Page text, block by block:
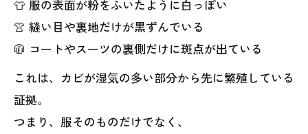
👕 服の表面が粉をふいたように白っぽい
👚 縫い目や裏地だけが黒ずんでいる
🧥 コートやスーツの裏側だけに斑点が出ている
これは、カビが湿気の多い部分から先に繁殖している
証拠。
つまり、服そのものだけでなく、